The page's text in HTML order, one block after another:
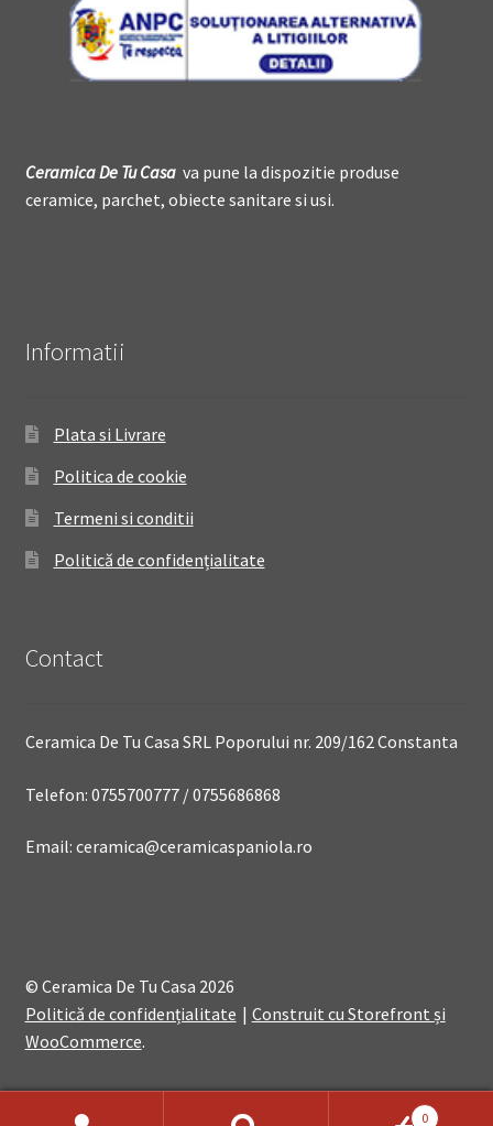
Ceramica DeTu Casava pune la dispozitie produse
ceramice, parchet, obiecte sanitare si usi.
Informatii
Plata si Livrare
Politica de cookie
Termeni si conditii
Politică de confidențialitate
Contact
Ceramica De Tu Casa SRL Poporului nr. 209/162 Constanta
Telefon: 0755700777 / 0755686868
Email: ceramica@ceramicaspaniola.ro
© Ceramica De Tu Casa 2026
Politică de confidențialitate
Construit cu Storefront și
WooCommerce.
0